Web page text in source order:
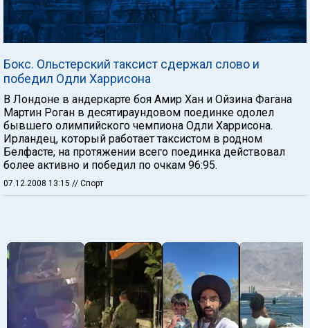
Бокс. Ольстерский таксист сдержал слово и
победил Одли Харрисона
В Лондоне в андеркарте боя Амир Хан и Ойзина Фагана
Мартин Роган в десятираундовом поединке одолел
бывшего олимпийского чемпиона Одли Харрисона.
Ирландец, который работает таксистом в родном
Белфасте, на протяжении всего поединка действовал
более активно и победил по очкам 96:95.
07.12.2008 13:15 // Спорт